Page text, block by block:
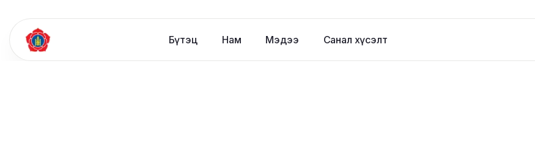
Бүтэц Нам Мэдээ Санал хүсэлт